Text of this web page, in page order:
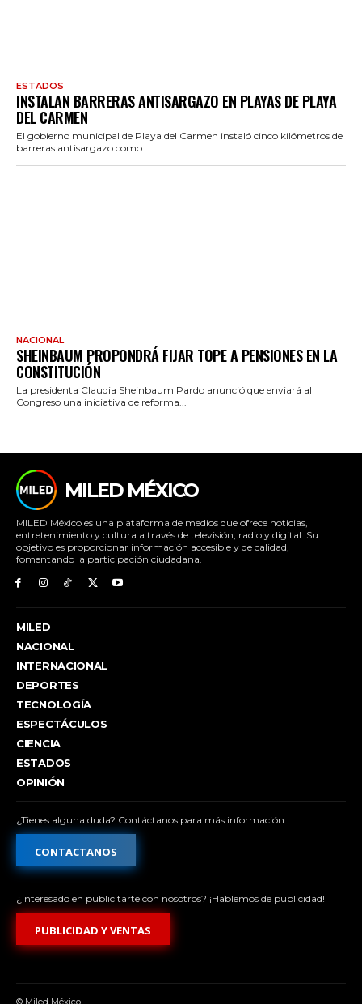
ESTADOS
INSTALAN BARRERAS ANTISARGAZO EN PLAYAS DE PLAYA
DEL CARMEN
El gobierno municipal de Playa del Carmen instaló cinco kilómetros de
barreras antisargazo como...
NACIONAL
SHEINBAUM PROPONDRÁ FIJAR TOPE A PENSIONES EN LA
CONSTITUCIÓN
La presidenta Claudia Sheinbaum Pardo anunció que enviará al
Congreso una iniciativa de reforma...
MILED MÉXICO
MILED México es una plataforma de medios que ofrece noticias,
entretenimiento y cultura a través de televisión, radio y digital. Su
objetivo es proporcionar información accesible y de calidad,
fomentando la participación ciudadana.
MILED
NACIONAL
INTERNACIONAL
DEPORTES
TECNOLOGÍA
ESPECTÁCULOS
CIENCIA
ESTADOS
OPINIÓN
¿Tienes alguna duda? Contáctanos para más información.
CONTACTANOS
¿Interesado en publicitarte con nosotros? ¡Hablemos de publicidad!
PUBLICIDAD Y VENTAS
© Miled México